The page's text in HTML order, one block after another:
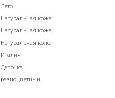
Лето
Натуральная кожа
Натуральная кожа
Натуральная кожа
Италия
Девочка
разноцветный